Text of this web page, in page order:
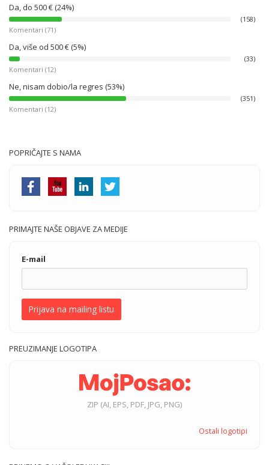
Da, do 500 € (24%)
(158)
Komentari (71)
Da, više od 500 € (5%)
(33)
Komentari (12)
Ne, nisam dobio/la regres (53%)
(351)
Komentari (12)
POPRIČAJTE S NAMA
PRIMAJTE NAŠE OBJAVE ZA MEDIJE
E-mail
Prijava na mailing listu
PREUZIMANJE LOGOTIPA
ZIP (AI, EPS, PDF, JPG, PNG)
Ostali logotipi